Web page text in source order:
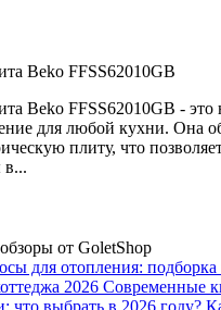
Beko FFSS62010GB
Beko FFSS62010GB - это
для любой кухни. Она
плиту, что
от GoletShop
для отопления:
2026 Современные
что выбрать в 2026 году?